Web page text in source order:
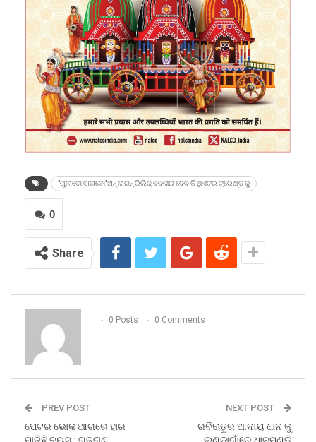
"ଗୁଲାବୋ ସୀତାବୋ"ଅନ୍ ଲାଇନ୍ ରିଲିଜ୍ ବଦଳାଇ ଦେବ କି ଥିଏଟର ଟ୍ରେଣ୍ଡ କୁ
0
Share
0 Posts 0 Comments
PREV POST
ପେଟର ଭୋକ ଆଗରେ ହାର
NEXT POST
ରବିଋତୁର ଆଦାୟ ଧାନ କୁ